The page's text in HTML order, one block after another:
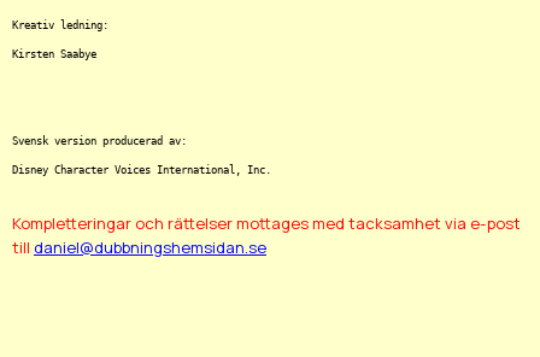
Kreativ ledning:
Kirsten Saabye
Svensk version producerad av:
Kompletteringar och rättelser mottages med tacksamhet via e-post
till daniel@dubbningshemsidan.se